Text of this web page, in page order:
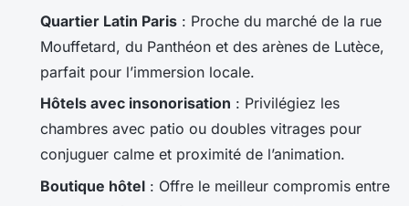
Quartier Latin Paris : Proche du marché de la rue
Mouffetard, du Panthéon et des arènes de Lutèce,
parfait pour l’immersion locale.
Hôtels avec insonorisation : Privilégiez les
chambres avec patio ou doubles vitrages pour
conjuguer calme et proximité de l’animation.
Boutique hôtel : Offre le meilleur compromis entre